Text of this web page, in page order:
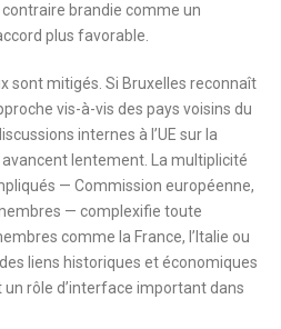
contraire brandie comme un
plus favorable.
sont mitigés. Si Bruxelles reconnaît
vis-à-vis des pays voisins du
internes à l’UE sur la
lentement. La multiplicité
— Commission européenne,
— complexifie toute
comme la France, l’Italie ou
liens historiques et économiques
rôle d’interface important dans